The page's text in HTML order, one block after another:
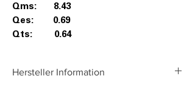
Qms: 8.43
Qes: 0.69
Qts: 0.64
Hersteller Information